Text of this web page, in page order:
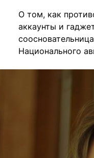
О том, как
аккаунты и
Национального